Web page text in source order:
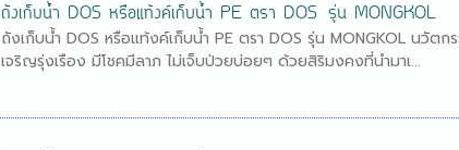
ถังเก็บน้ำ DOS หรือแท้งค์เก็บน้ำ PE ตรา DOS รุ่น MONGKOL
ถังเก็บน้ำ DOS หรือแท้งค์เก็บน้ำ PE ตรา DOS รุ่น MONGKOL นวัต
เจริญรุ่งเรือง มีโชคมีลาภ ไม่เจ็บป่วยบ่อยๆ ด้วยสิริมงคงที่นำมาเ...